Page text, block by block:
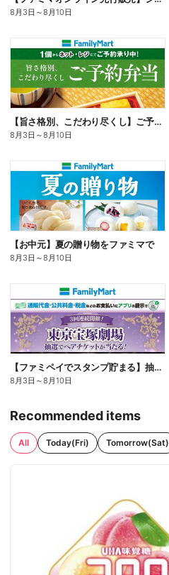
8月3日 ～8月10日
【旨さ格別、こだわり尽くし】ご予約弁当
8月3日 ～8月10日
【お中元】夏の贈り物をファミマで
8月3日 ～8月10日
【ファミペイでスタンプ貯まる】抽選でペアチケットが当たる!
8月3日 ～8月10日
Recommended items
All Today(Fri) Tomorrow(Sat)